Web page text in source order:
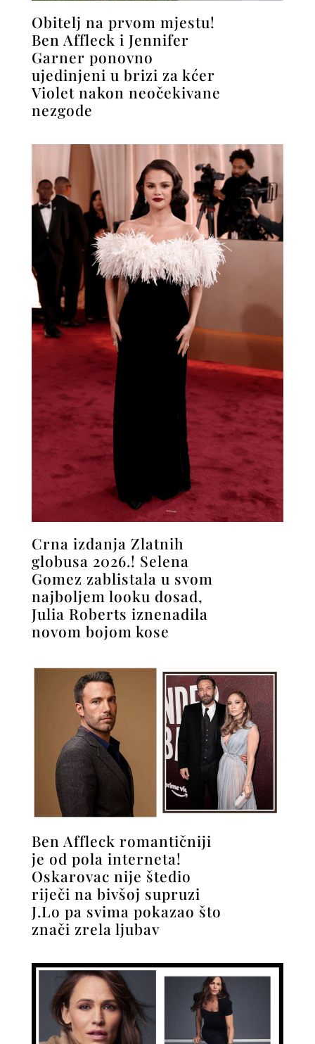
Obitelj na prvom mjestu!
Ben Affleck i Jennifer
Garner ponovno
ujedinjeni u brizi za kćer
Violet nakon neočekivane
nezgode
Crna izdanja Zlatnih
globusa 2026.! Selena
Gomez zablistala u svom
najboljem looku dosad,
Julia Roberts iznenadila
novom bojom kose
Ben Affleck romantičniji
je od pola interneta!
Oskarovac nije štedio
riječi na bivšoj supruzi
J.Lo pa svima pokazao što
znači zrela ljubav